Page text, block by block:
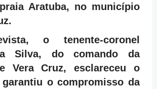
Aratuba, no município
o tenente-coronel
Silva, do comando da
Vera Cruz, esclareceu o
o compromisso da